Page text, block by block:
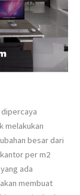
melakukan
besar dari
per m2
ada
membuat